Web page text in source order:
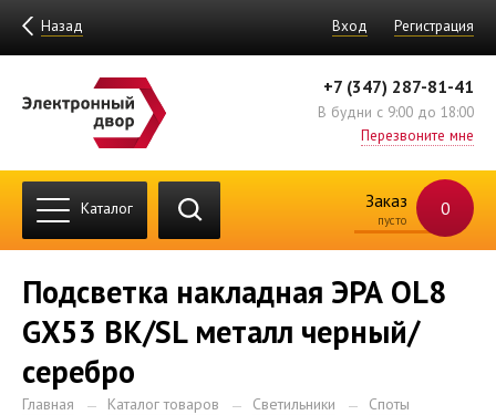
Назад Вход Регистрация
+7 (347) 287-81-41
В будни с 9:00 до 18:00
Перезвоните мне
Каталог Заказ 0
пусто
Подсветка накладная ЭРА OL8
GX53 BK/SL металл черный/
серебро
Главная Каталог товаров Светильники Споты